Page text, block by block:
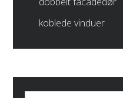
koblede vinduer